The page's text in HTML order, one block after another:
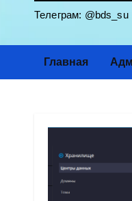
Телеграм: @bds_su
Главная